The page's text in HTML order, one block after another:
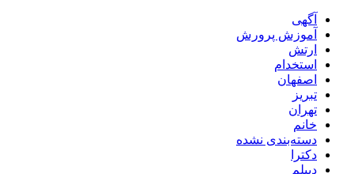
آگهی
آموزش پرورش
ارتش
استخدام
اصفهان
تبریز
تهران
خانم
دسته‌بندی نشده
دکترا
دیپلم